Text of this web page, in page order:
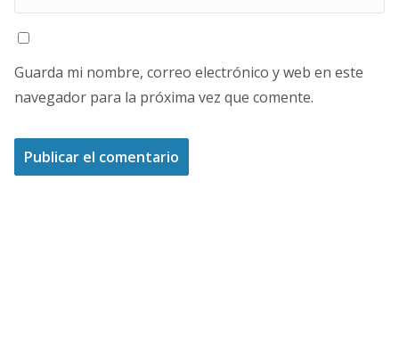
Guarda mi nombre, correo electrónico y web en este
navegador para la próxima vez que comente.